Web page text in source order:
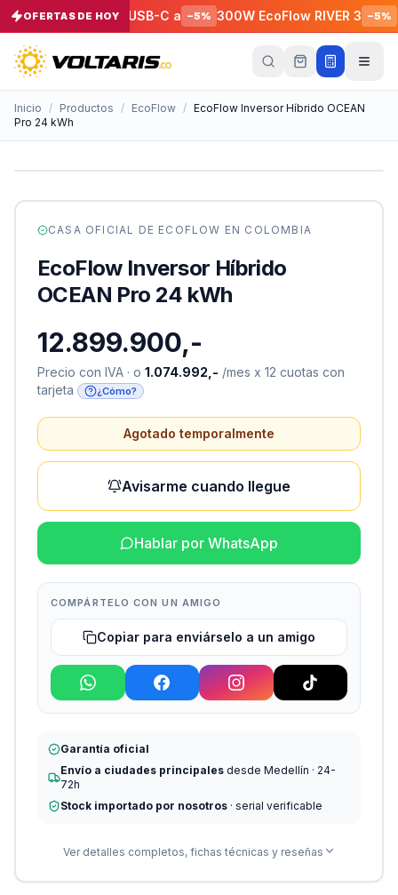
OFERTAS DE HOY
RAPID Pro USB-C a −5 % 300W EcoFlow RIVER 3 −5 %
Inicio / Productos / EcoFlow / EcoFlow Inversor Híbrido OCEAN
Pro 24 kWh
CASA OFICIAL DE ECOFLOW EN COLOMBIA
EcoFlow Inversor Híbrido
OCEAN Pro 24 kWh
12.899.900,-
Precio con IVA · o 1.074.992,- /mes x 12 cuotas con
tarjeta
¿Cómo?
Agotado temporalmente
Avisarme cuando llegue
Hablar por WhatsApp
COMPÁRTELO CON UN AMIGO
Copiar para enviárselo a un amigo
Garantía oficial
Envío a ciudades principales desde Medellín · 24-
72h
Stock importado por nosotros · serial verificable
Ver detalles completos, fichas técnicas y reseñas
Tu
Vacío
Tu
vacío
al
y
págalos
productos